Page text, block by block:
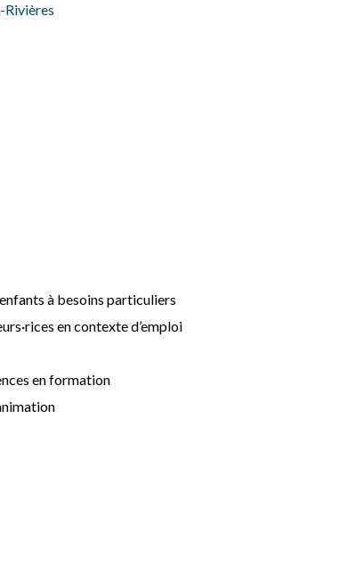
Rivières
à besoins particuliers
en contexte d’emploi
en formation